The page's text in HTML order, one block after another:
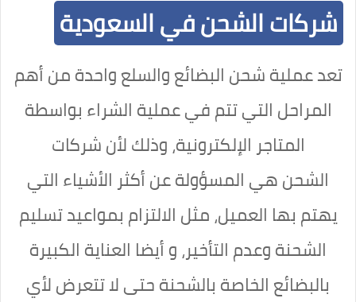
شركات الشحن في السعودية
تعد عملية شحن البضائع والسلع واحدة من أهم
المراحل التي تتم في عملية الشراء بواسطة
المتاجر الإلكترونية، وذلك لأن شركات
الشحن هي المسؤولة عن أكثر الأشياء التي
يهتم بها العميل، مثل الالتزام بمواعيد تسليم
الشحنة وعدم التأخير، و أيضا العناية الكبيرة
بالبضائع الخاصة بالشحنة حتى لا تتعرض لأي